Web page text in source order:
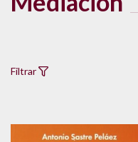
Filtrar